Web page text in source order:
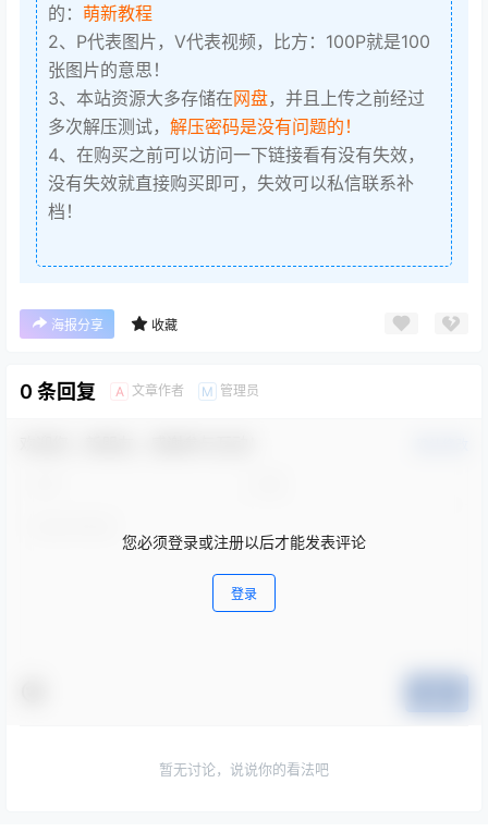
的： 萌新教程
2、P代表图片，V代表视频，比方：100P就是100
张图片的意思！
3、本站资源大多存储在网盘，并且上传之前经过
多次解压测试， 解压密码是没有问题的！
4、在购买之前可以访问一下链接看有没有失效，
没有失效就直接购买即可，失效可以私信联系补
档！
海报分享 收藏
0 条回复 A 文章作者 M 管理员
您必须登录或注册以后才能发表评论
登录
暂无讨论，说说你的看法吧